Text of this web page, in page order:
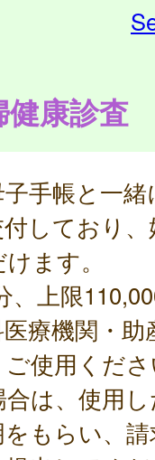
健康診査
手帳と一
しており
ます。
、上限
療機関・助
使用くだ
は、使用
もらい、